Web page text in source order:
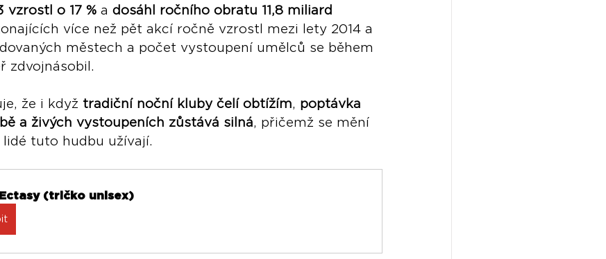
vzrostl o 17 % a dosáhl ročního obratu 11,8 miliard
více než pět akcí ročně vzrostl mezi lety 2014 a
městech a počet vystoupení umělců se během
zdvojnásobil.
že i když tradiční noční kluby čelí obtížím, poptávka
a živých vystoupeních zůstává silná, přičemž se mění
tuto hudbu užívají.
(tričko unisex)